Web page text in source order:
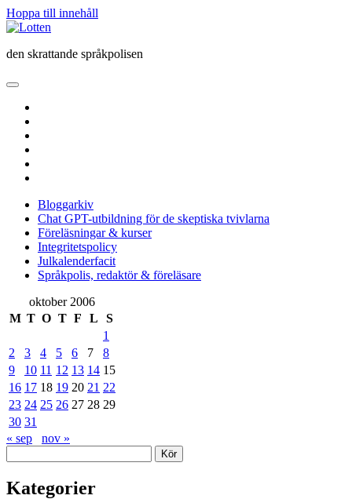
Hoppa till innehåll
Lotten
den skrattande språkpolisen
öppna
meny
Bloggarkiv
Chat GPT-utbildning för de skeptiska tvivlarna
Föreläsningar & kurser
Integritetspolicy
Julkalenderfacit
Språkpolis, redaktör & föreläsare
Sidopanel
oktober 2006
M T O T F L
S
1
2
3 4 5 6 7
8
9
10 11 12 13 14 15
16 17 18 19 20 21 22
23 24 25 26 27 28 29
30 31
« sep
nov »
Kategorier